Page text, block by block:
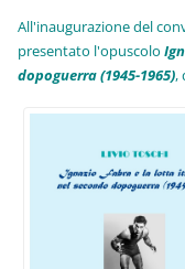
All'inaugurazione del
presentato l'opuscolo
dopoguerra (1945-1965),